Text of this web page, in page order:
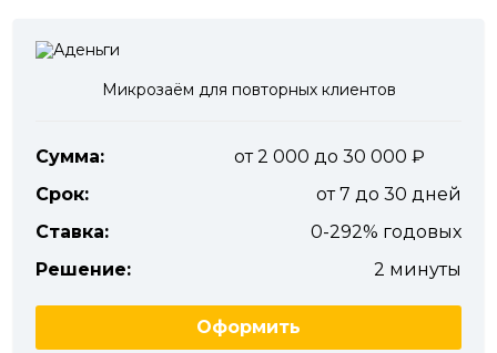
Микрозаём для повторных клиентов
Сумма:
от 2 000 до 30 000
Срок:
от 7 до 30 дней
Ставка:
0-292% годовых
Решение:
2 минуты
Оформить